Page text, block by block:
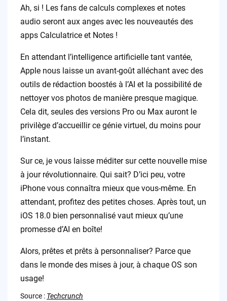
Ah, si ! Les fans de calculs complexes et notes
audio seront aux anges avec les nouveautés des
apps Calculatrice et Notes !
En attendant l’intelligence artificielle tant vantée,
Apple nous laisse un avant-goût alléchant avec des
outils de rédaction boostés à l’AI et la possibilité de
nettoyer vos photos de manière presque magique.
Cela dit, seules des versions Pro ou Max auront le
privilège d’accueillir ce génie virtuel, du moins pour
l’instant.
Sur ce, je vous laisse méditer sur cette nouvelle mise
à jour révolutionnaire. Qui sait? D’ici peu, votre
iPhone vous connaîtra mieux que vous-même. En
attendant, profitez des petites choses. Après tout, un
iOS 18.0 bien personnalisé vaut mieux qu’une
promesse d’AI en boîte!
Alors, prêtes et prêts à personnaliser? Parce que
dans le monde des mises à jour, à chaque OS son
usage!
Source : Techcrunch